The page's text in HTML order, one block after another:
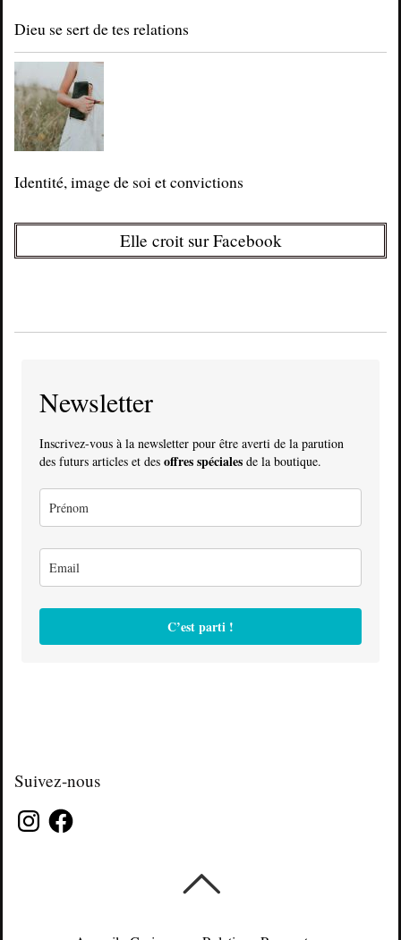
Dieu se sert de tes relations
Identité, image de soi et convictions
Elle croit sur Facebook
Newsletter
Inscrivez-vous à la newsletter pour être averti de la parution
des futurs articles et des offres spéciales de la boutique.
C’est parti !
Suivez-nous
InstagramFacebook